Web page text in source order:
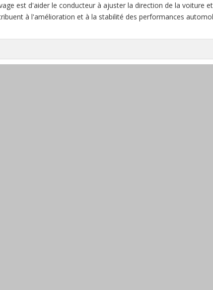
est d'aider le conducteur à ajuster la direction de la voiture
à l'amélioration et à la stabilité des performances